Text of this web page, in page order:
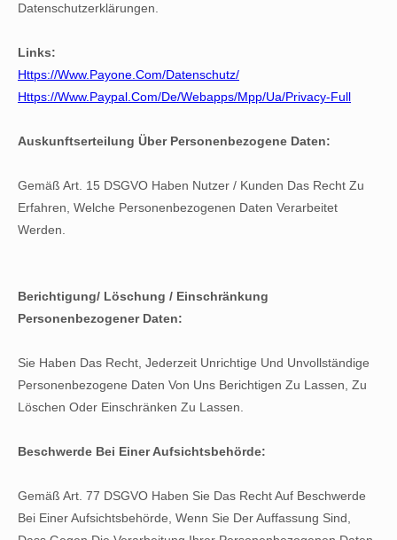
Datenschutzerklärungen.
Links:
Https://www.payone.com/datenschutz/
Https://www.paypal.com/de/webapps/mpp/ua/privacy-Full
Auskunftserteilung Über Personenbezogene Daten:
Gemäß Art. 15 DSGVO Haben Nutzer / Kunden Das Recht Zu
Erfahren, Welche Personenbezogenen Daten Verarbeitet
Werden.
Berichtigung/ Löschung / Einschränkung
Personenbezogener Daten:
Sie Haben Das Recht, Jederzeit Unrichtige Und Unvollständige
Personenbezogene Daten Von Uns Berichtigen Zu Lassen, Zu
Löschen Oder Einschränken Zu Lassen.
Beschwerde Bei Einer Aufsichtsbehörde:
Gemäß Art. 77 DSGVO Haben Sie Das Recht Auf Beschwerde
Bei Einer Aufsichtsbehörde, Wenn Sie Der Auffassung Sind,